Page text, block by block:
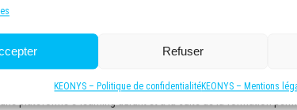
Refuser
KEONYS – Politique de confidentialitéKEONYS – Mentions
apports théoriques et mises en situation pratiques. Alternance
pour développer des compétences applicables en
numérique et/ou imprimé) comprenant des synthèses
plateforme e-learning durant et à la suite de la formation